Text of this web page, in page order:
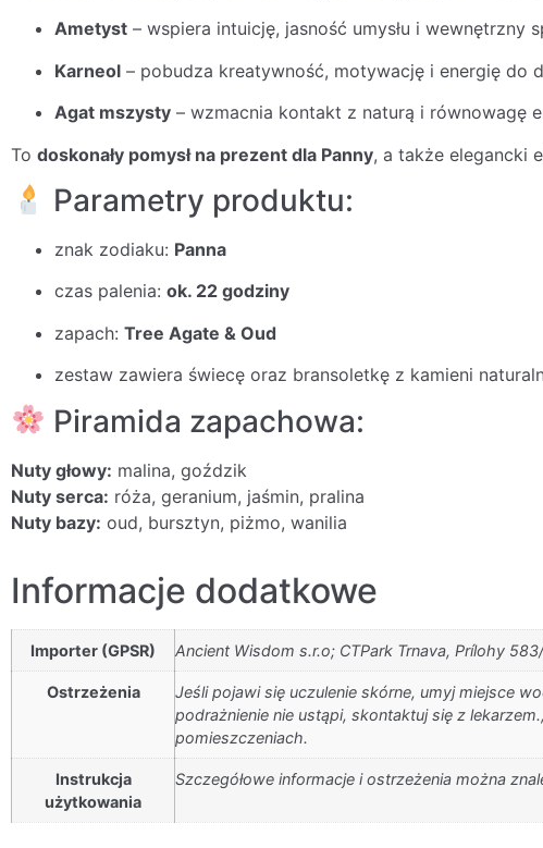
Ametyst – wspiera intuicję, jasność umysłu i wewnętrzny
Karneol – pobudza kreatywność, motywację i energię do
Agat mszysty – wzmacnia kontakt z naturą i równowagę
To doskonały pomysł na prezent dla Panny, a także elegancki
Parametry produktu:
znak zodiaku: Panna
czas palenia: ok. 22 godziny
zapach: Tree Agate & Oud
zestaw zawiera świecę oraz bransoletkę z kamieni
Piramida zapachowa:
Nuty głowy: malina, goździk
Nuty serca: róża, geranium, jaśmin, pralina
Nuty bazy: oud, bursztyn, piżmo, wanilia
Informacje dodatkowe
Importer (GPSR) Ancient Wisdom s.r.o; CTPark Trnava, Prílohy
Ostrzeżenia
Jeśli pojawi się uczulenie skórne, umyj miejsce
podrażnienie nie ustąpi, skontaktuj się z
pomieszczeniach.
Instrukcja
użytkowania
Szczegółowe informacje i ostrzeżenia można